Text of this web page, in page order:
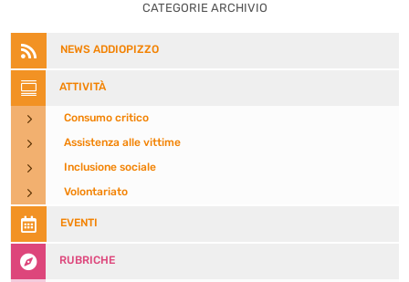
CATEGORIE ARCHIVIO
 NEWS ADDIOPIZZO
 ATTIVITÀ
5 Consumo critico
5 Assistenza alle vittime
5 Inclusione sociale
5 Volontariato
 EVENTI
 RUBRICHE